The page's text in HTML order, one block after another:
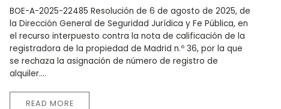
BOE-A-2025-22485 Resolución de 6 de agosto de 2025, de
la Dirección General de Seguridad Jurídica y Fe Pública, en
el recurso interpuesto contra la nota de calificación de la
registradora de la propiedad de Madrid n.º 36, por la que
se rechaza la asignación de número de registro de
alquiler....
READ MORE